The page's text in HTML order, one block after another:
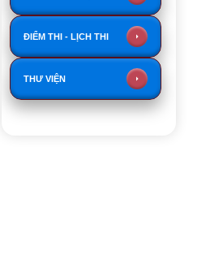
ĐIỂM THI - LỊCH THI
THƯ VIỆN